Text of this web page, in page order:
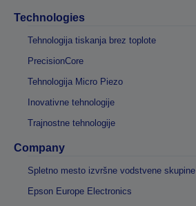
Technologies
Tehnologija tiskanja brez toplote
PrecisionCore
Tehnologija Micro Piezo
Inovativne tehnologije
Trajnostne tehnologije
Company
Spletno mesto izvršne vodstvene skupine
Epson Europe Electronics